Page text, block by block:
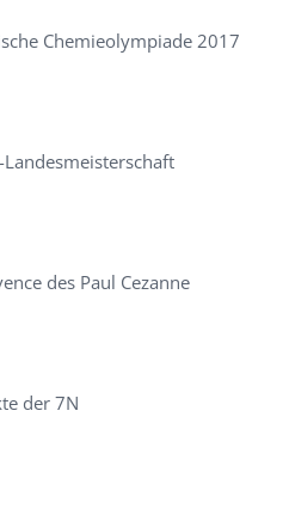
Chemieolympiade 2017
des Paul Cezanne
der 7N